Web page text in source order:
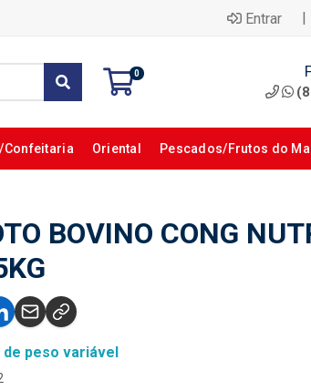
Entrar |
0
Confeitaria Oriental Pescados/Frutos do
BOVINO CONG
peso variável